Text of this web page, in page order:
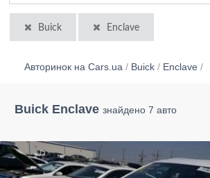
Buick Enclave
Авторинок на Cars.ua / Buick / Enclave /
Buick Enclave знайдено 7 авто